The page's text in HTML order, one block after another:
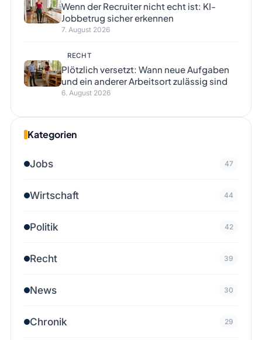
Wenn der Recruiter nicht echt ist: KI-
Jobbetrug sicher erkennen
7. August 2026
RECHT
Plötzlich versetzt: Wann neue Aufgaben
und ein anderer Arbeitsort zulässig sind
6. August 2026
Kategorien
Jobs 47
Wirtschaft 44
Politik 42
Recht 39
News 30
Chronik 29